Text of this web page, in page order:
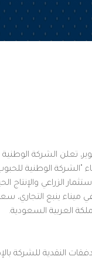
تعلن الشركة الوطنية
"الشركة الوطنية
الزراعي والإنتاج
ينبع التجاري،
العربية السعودية.
النقدية للشركة